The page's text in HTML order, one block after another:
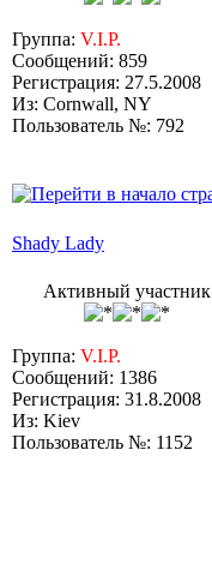
Группа: V.I.P.
Сообщений: 859
Регистрация: 27.5.2008
Из: Cornwall, NY
Пользователь №: 792
Shady Lady
Активный участник
Группа: V.I.P.
Сообщений: 1386
Регистрация: 31.8.2008
Из: Kiev
Пользователь №: 1152